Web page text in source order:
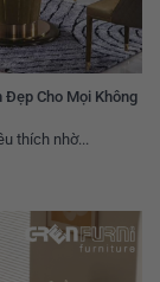
Đẹp Cho Mọi Không
thích nhờ...